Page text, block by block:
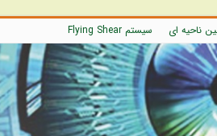
ناحیه ای سیستم Flying Shear